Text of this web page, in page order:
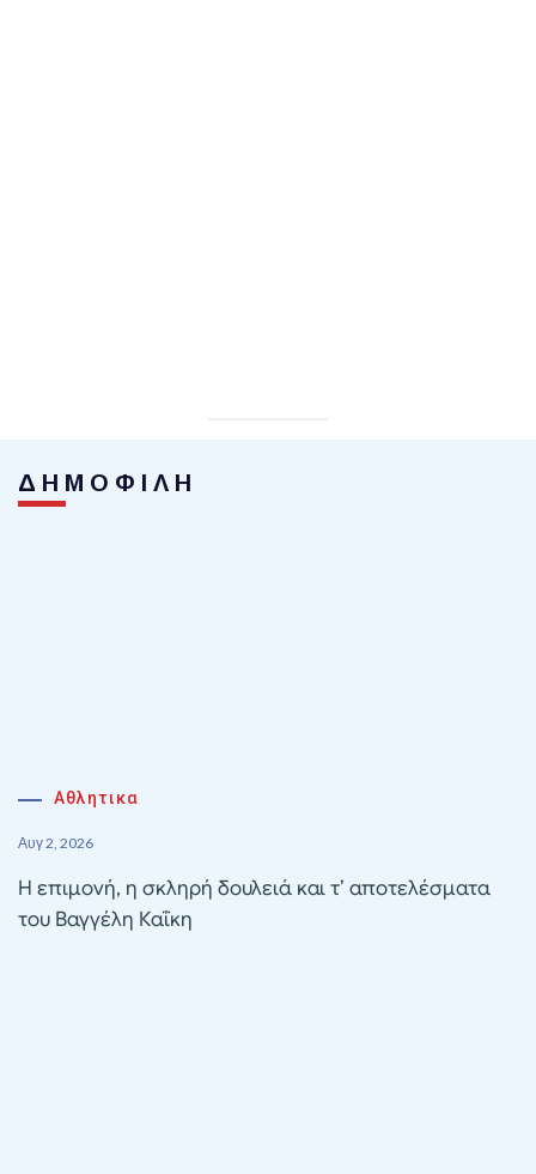
ΔΗΜΟΦΙΛΗ
Αθλητικα
Αυγ 2, 2026
Η επιμονή, η σκληρή δουλειά και τ’ αποτελέσματα
του Βαγγέλη Καΐκη